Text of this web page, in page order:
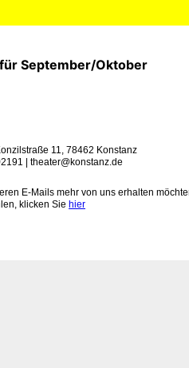
September/Oktober
11, 78462 Konstanz
| theater@konstanz.de
E-Mails mehr von uns erhalten
klicken Sie hier